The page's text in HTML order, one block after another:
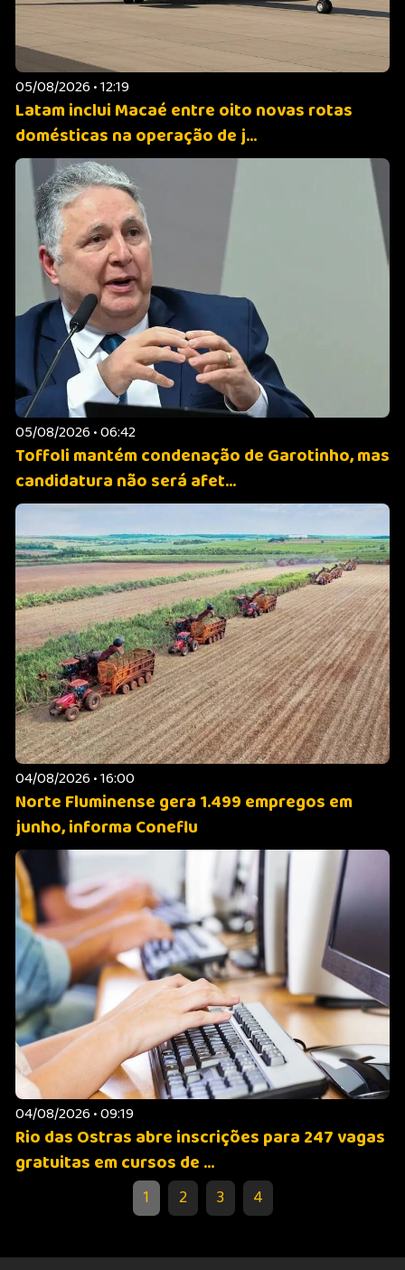
05/08/2026 • 12:19
Latam inclui Macaé entre oito novas rotas
domésticas na operação de j...
05/08/2026 • 06:42
Toffoli mantém condenação de Garotinho, mas
candidatura não será afet...
04/08/2026 • 16:00
Norte Fluminense gera 1.499 empregos em
junho, informa Coneflu
04/08/2026 • 09:19
Rio das Ostras abre inscrições para 247 vagas
gratuitas em cursos de ...
1 2 3 4